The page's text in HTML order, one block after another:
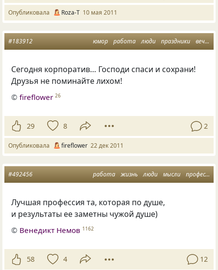
Опубликовала Roza-Т 10 мая 2011
юмор работа люди праздники вечеринка
#183912
Сегодня корпоратив… Господи спаси и сохрани!
Друзья не поминайте лихом!
©fireflower 26
29 8 2
Опубликовала fireflower 22 дек 2011
работа жизнь люди мысли профессия
#492456
Лучшая профессия та, которая по душе,
и результаты ее заметны чужой душе)
© Венедикт Немов 1162
58 4 12